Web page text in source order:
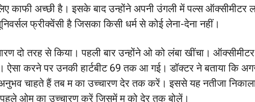
काफी अच्छी है। इसके बाद उन्होंने अपनी उंगली में पल्स ऑक्सीमीटर
फ्रीक्वेंसी है जिसका किसी धर्म से कोई लेना-देना नहीं।
दो तरह से किया। पहली बार उन्होंने ओ को लंबा खींचा।
करने पर उनकी हार्टबीट 69 तक आ गई। डॉक्टर ने बताया कि
चाहते हैं तब म का उच्चारण देर तक करें। इससे यह नतीजा
ओम का उच्चारण करें जिसमें म को देर तक बोलें।